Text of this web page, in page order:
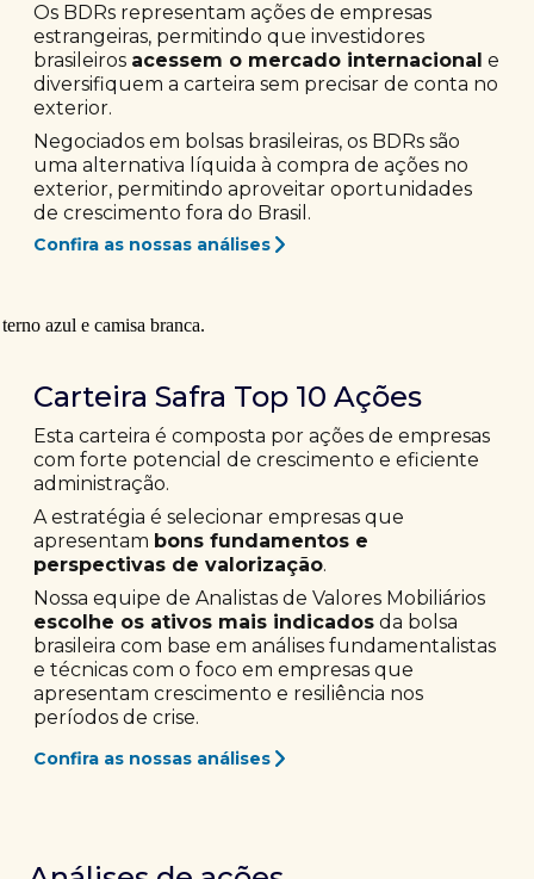
Os BDRs representam ações de empresas
estrangeiras, permitindo que investidores
brasileiros acessem o mercado internacional e
diversifiquem a carteira sem precisar de conta no
exterior.
Negociados em bolsas brasileiras, os BDRs são
uma alternativa líquida à compra de ações no
exterior, permitindo aproveitar oportunidades
de crescimento fora do Brasil.
Confira as nossas análises
Carteira Safra Top 10 Ações
Esta carteira é composta por ações de empresas
com forte potencial de crescimento e eficiente
administração.
A estratégia é selecionar empresas que
apresentam bons fundamentos e
perspectivas de valorização.
Nossa equipe de Analistas de Valores Mobiliários
escolhe os ativos mais indicados da bolsa
brasileira com base em análises fundamentalistas
e técnicas com o foco em empresas que
apresentam crescimento e resiliência nos
períodos de crise.
Confira as nossas análises